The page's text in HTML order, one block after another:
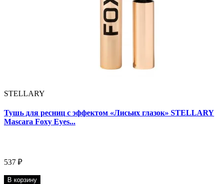
STELLARY
Тушь для ресниц с эффектом «Лисьих глазок» STELLARY
Mascara Foxy Eyes...
537 ₽
В корзину